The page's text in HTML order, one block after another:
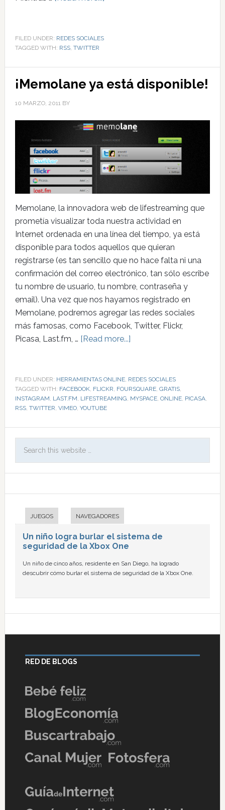
FILED UNDER: REDES SOCIALES
TAGGED WITH: RSS, TWITTER
¡Memolane ya está disponible!
10 MARZO, 2011BY
Memolane, la innovadora web de lifestreaming que
prometía visualizar toda nuestra actividad en
Internet ordenada en una línea del tiempo, ya está
disponible para todos aquellos que quieran
registrarse (es tan sencillo que no hace falta ni una
confirmación del correo electrónico, tan sólo escribe
tu nombre de usuario, tu nombre, contraseña y
email). Una vez que nos hayamos registrado en
Memolane, podremos agregar las redes sociales
más famosas, como Facebook, Twitter, Flickr,
Picasa, Last.fm, … [Read more...]
FILED UNDER: HERRAMIENTAS ONLINE, REDES SOCIALES
TAGGED WITH: FACEBOOK, FLICKR, FOURSQUARE, GRATIS,
INSTAGRAM, LAST.FM, LIFESTREAMING, MYSPACE, ONLINE, PICASA,
RSS, TWITTER, VIMEO, YOUTUBE
JUEGOS NAVEGADORES
Un niño logra burlar el sistema de
seguridad de la Xbox One
Un niño de cinco años, residente en San Diego, ha logrado
descubrir cómo burlar el sistema de seguridad de la Xbox One.
RED DE BLOGS